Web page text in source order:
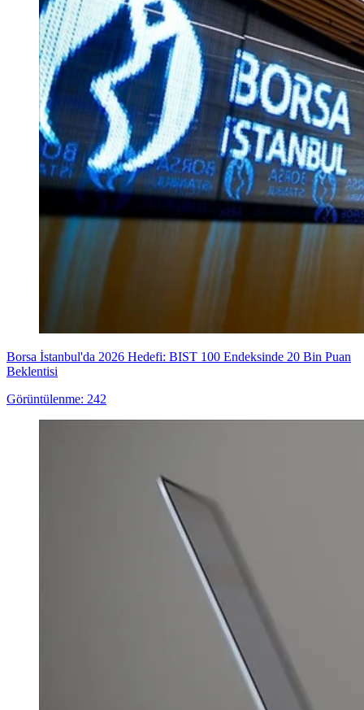
Borsa İstanbul'da 2026 Hedefi: BIST 100 Endeksinde 20 Bin Puan
Beklentisi
Görüntülenme: 242